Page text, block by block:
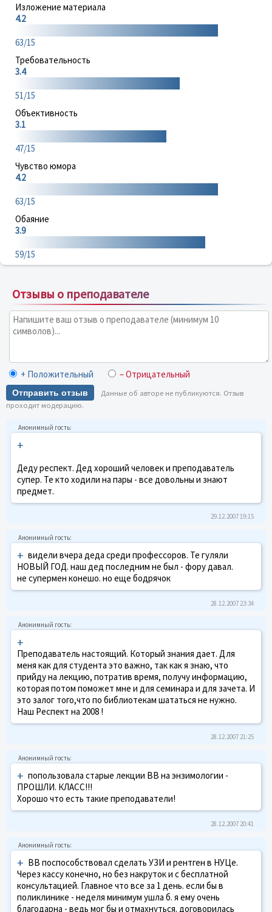
Изложение материала
4.2
63/15
Требовательность
3.4
51/15
Объективность
3.1
47/15
Чувство юмора
4.2
63/15
Обаяние
3.9
59/15
Отзывы о преподавателе
+ Положительный – Отрицательный
Отправить отзыв
Данные об авторе не публикуются. Отзыв
проходит модерацию.
+
Деду респект. Дед хороший человек и преподаватель
супер. Те кто ходили на пары - все довольны и знают
предмет.
29.12.2007 19:15
+ видели вчера деда среди профессоров. Те гуляли
НОВЫЙ ГОД. наш дед последним не был - фору давал.
не супермен конешо. но еще бодрячок
28.12.2007 23:34
+
Преподаватель настоящий. Который знания дает. Для
меня как для студента это важно, так как я знаю, что
прийду на лекцию, потратив время, получу информацию,
которая потом поможет мне и для семинара и для зачета. И
это залог того,что по библиотекам шататься не нужно.
Наш Респект на 2008 !
28.12.2007 21:25
+ попользовала старые лекции ВВ на энзимологии -
ПРОШЛИ. КЛАСС!!!
Хорошо что есть такие преподаватели!
28.12.2007 20:41
+ ВВ поспособствовал сделать УЗИ и рентген в НУЦе.
Через кассу конечно, но без накруток и с бесплатной
консультацией. Главное что все за 1 день. если бы в
поликлинике - неделя минимум ушла б. я ему очень
благодарна - ведь мог бы и отмахнуться. договорилась